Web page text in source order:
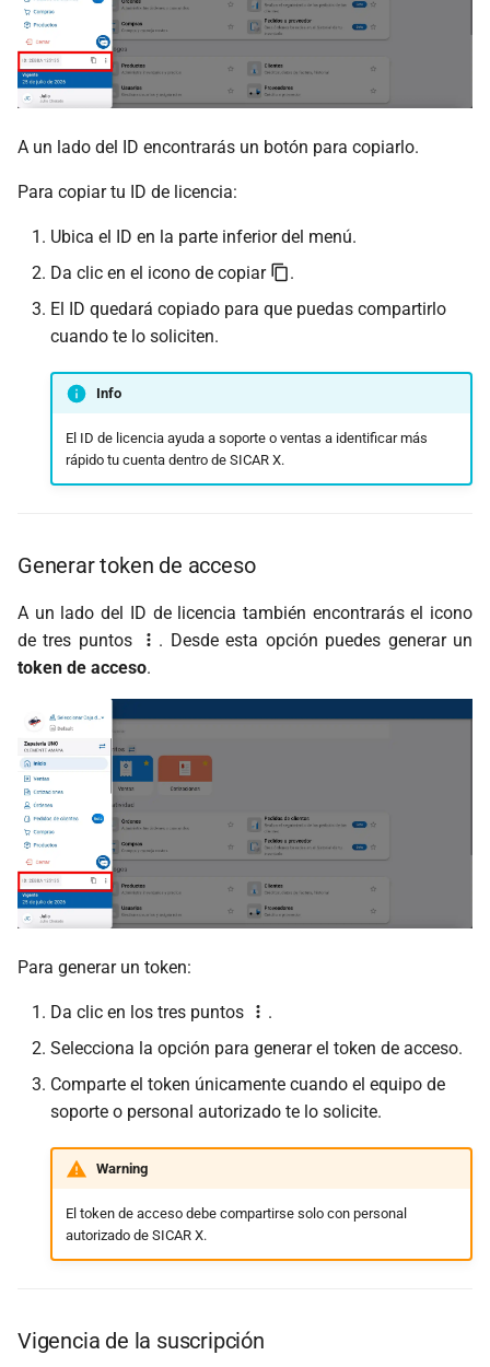
A un lado del ID encontrarás un botón para copiarlo.
Para copiar tu ID de licencia:
Ubica el ID en la parte inferior del menú.
Da clic en el icono de copiar
.
El ID quedará copiado para que puedas compartirlo
cuando te lo soliciten.
Info
El ID de licencia ayuda a soporte o ventas a identificar más
rápido tu cuenta dentro de SICAR X.
Generar token de acceso
A un lado del ID de licencia también encontrarás el icono
de tres puntos
. Desde esta opción puedes generar un
token de acceso.
Para generar un token:
Da clic en los tres puntos
.
Selecciona la opción para generar el token de acceso.
Comparte el token únicamente cuando el equipo de
soporte o personal autorizado te lo solicite.
Warning
El token de acceso debe compartirse solo con personal
autorizado de SICAR X.
Vigencia de la suscripción